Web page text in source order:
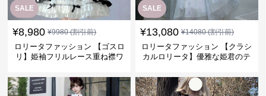
SALE
¥8,980 ¥9980(割引前)
ロリータファッション 【ゴスロ
リ】姫袖フリルレース重ね襟ワ
SALE
¥13,080 ¥14080(割引前)
ロリータファッション 【クラシ
カルロリータ】優雅な姫君のテ